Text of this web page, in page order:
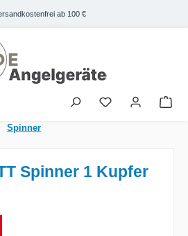
ab 100 €
Spinner
Spinner 1 Kupfer